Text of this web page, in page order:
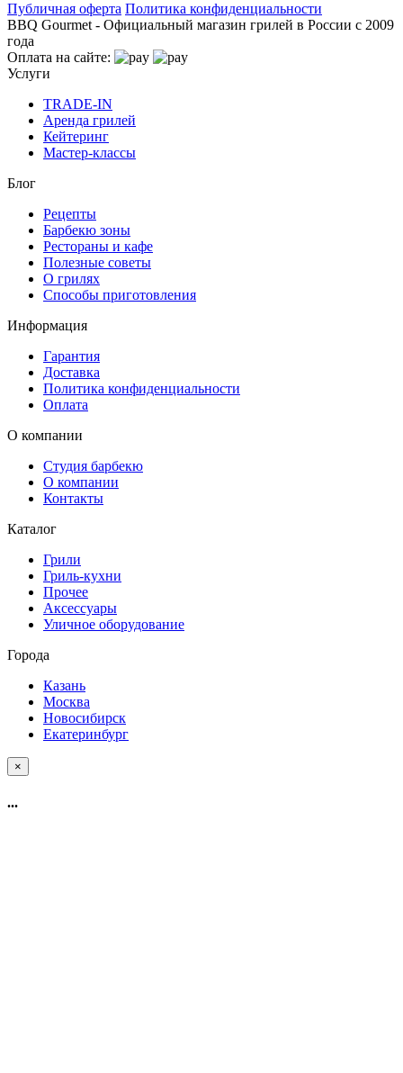
Публичная оферта Политика конфиденциальности
BBQ Gourmet - Официальный магазин грилей в России с 2009
года
Оплата на сайте:
Услуги
TRADE-IN
Аренда грилей
Кейтеринг
Мастер-классы
Блог
Рецепты
Барбекю зоны
Рестораны и кафе
Полезные советы
О грилях
Способы приготовления
Информация
Гарантия
Доставка
Политика конфиденциальности
Оплата
О компании
Студия барбекю
О компании
Контакты
Каталог
Грили
Гриль-кухни
Прочее
Аксессуары
Уличное оборудование
Города
Казань
Москва
Новосибирск
Екатеринбург
×
...